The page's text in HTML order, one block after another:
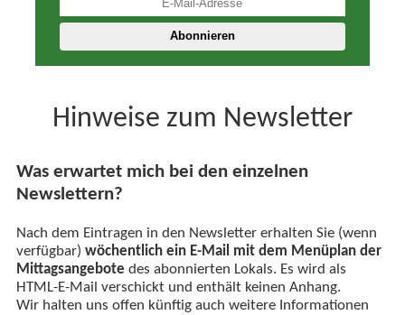
Hinweise zum Newsletter
Was erwartet mich bei den einzelnen
Newslettern?
Nach dem Eintragen in den Newsletter erhalten Sie (wenn
verfügbar) wöchentlich ein E-Mail mit dem Menüplan der
Mittagsangebote des abonnierten Lokals. Es wird als
HTML-E-Mail verschickt und enthält keinen Anhang.
Wir halten uns offen künftig auch weitere Informationen